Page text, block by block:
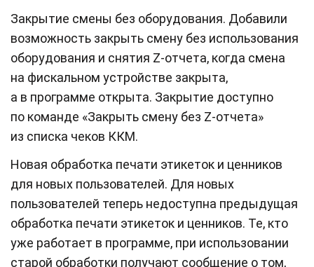
Закрытие смены без оборудования. Добавили
возможность закрыть смену без использования
оборудования и снятия Z-отчета, когда смена
на фискальном устройстве закрыта,
а в программе открыта. Закрытие доступно
по команде «Закрыть смену без Z-отчета»
из списка чеков ККМ.
Новая обработка печати этикеток и ценников
для новых пользователей. Для новых
пользователей теперь недоступна предыдущая
обработка печати этикеток и ценников. Те, кто
уже работает в программе, при использовании
старой обработки получают сообщение о том,